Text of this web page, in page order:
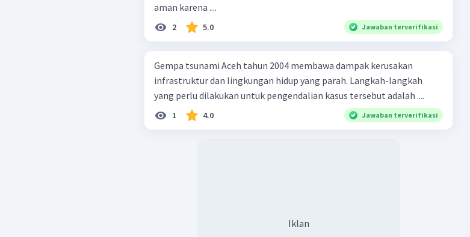
aman karena ....
2 5.0 Jawaban terverifikasi
Gempa tsunami Aceh tahun 2004 membawa dampak kerusakan
infrastruktur dan lingkungan hidup yang parah. Langkah-langkah
yang perlu dilakukan untuk pengendalian kasus tersebut adalah ....
1 4.0 Jawaban terverifikasi
Iklan